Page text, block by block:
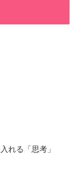
れる「思考」